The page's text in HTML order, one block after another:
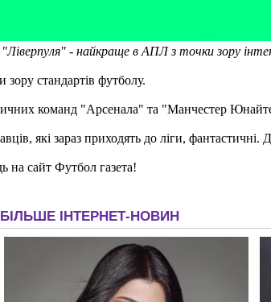
- найкраще в АПЛ з точки зору
стандартів футболу.
команд "Арсенала" та "Манчестер
які зараз приходять до ліги,
на сайт Футбол газета!